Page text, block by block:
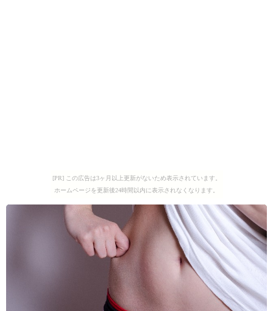
[PR] この広告は3ヶ月以上更新がないため表示されています。
ホームページを更新後24時間以内に表示されなくなります。